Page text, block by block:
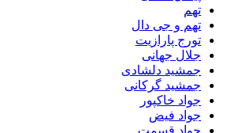
تهم
تهم و جی دال
تورج پارازیت
جلال جهانی
جمشید دلشادی
جمشید گرکانی
جواد خاکپور
جواد فیض
جواد قسمت